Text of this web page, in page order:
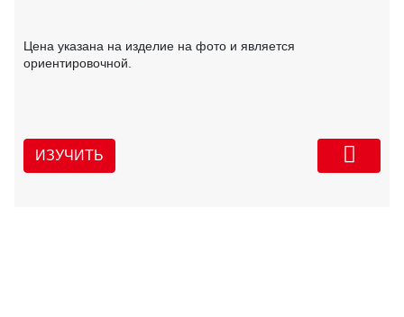
Цена указана на изделие на фото и является
ориентировочной.
ИЗУЧИТЬ